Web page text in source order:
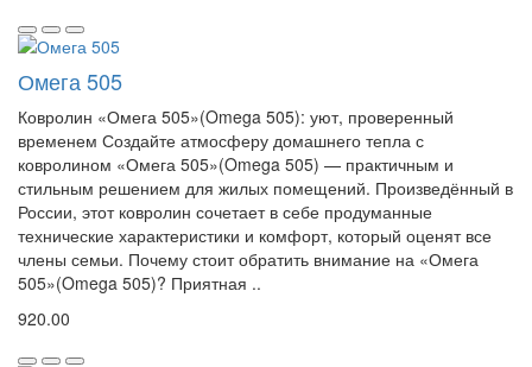
Омега 505
Ковролин «Омега 505»(Omega 505): уют, проверенный
временем Создайте атмосферу домашнего тепла с
ковролином «Омега 505»(Omega 505) — практичным и
стильным решением для жилых помещений. Произведённый в
России, этот ковролин сочетает в себе продуманные
технические характеристики и комфорт, который оценят все
члены семьи. Почему стоит обратить внимание на «Омега
505»(Omega 505)? Приятная ..
920.00